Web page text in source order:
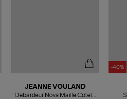
JEANNE VOULAND
Débardeur Nova Maille Cotelé
-40%